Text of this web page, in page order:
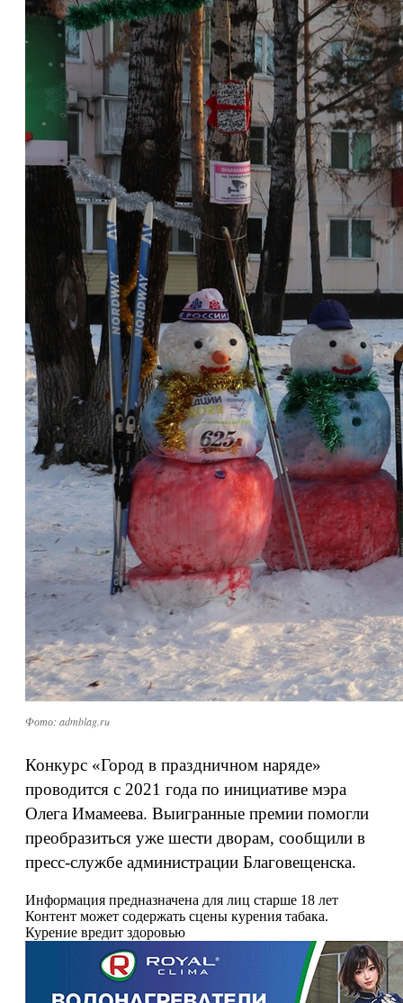
Фото: admblag.ru
Конкурс «Город в праздничном наряде»
проводится с 2021 года по инициативе мэра
Олега Имамеева. Выигранные премии помогли
преобразиться уже шести дворам, сообщили в
пресс-службе администрации Благовещенска.
Информация предназначена для лиц старше 18 лет
Контент может содержать сцены курения табака.
Курение вредит здоровью